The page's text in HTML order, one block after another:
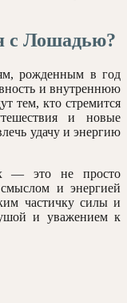
с Лошадью?
рожденным в год
и внутреннюю
тем, кто стремится
и новые
удачу и энергию
— это не просто
и энергией
частичку силы и
и уважением к